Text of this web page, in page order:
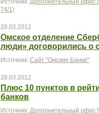
Источник: Дополнительный офис
74/1)
28.03.2012
Омское отделение
люди» договорились о
Источник: Сайт "Омские Банки"
28.03.2012
Плюс 10 пунктов в
банков
Источник: Дополнительный офис